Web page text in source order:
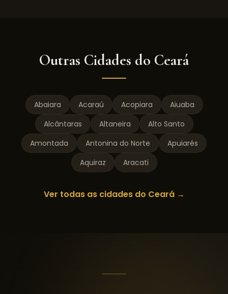
Outras Cidades do Ceará
Abaiara Acaraú Acopiara
Aiuaba
Alcântaras
Altaneira
Alto Santo
Amontada
Antonina do Norte
Apuiarés
Aquiraz
Aracati
Ver todas as cidades do Ceará→